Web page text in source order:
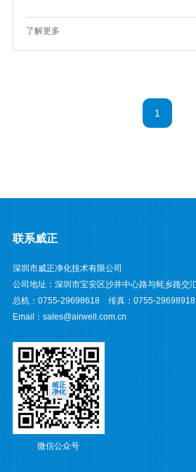
了解更多
1
联系威正
深圳市威正净化技术有限公司
公司地址：深圳市宝安区沙井中心路与蚝乡路交
总机：0755-29698618 传真：0755-29698918
Email：sales@airwell.com.cn
微信公众号